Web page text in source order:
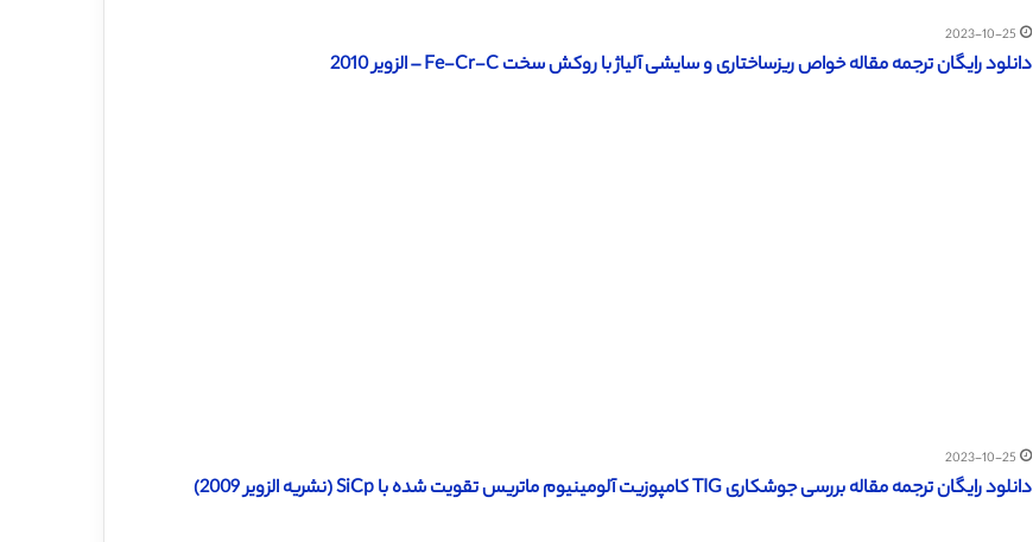
2023-10-25
دانلود رایگان ترجمه مقاله خواص ریزساختاری و سایشی آلیاژ با روکش سخت Fe-Cr-C – الزویر 2010
2023-10-25
دانلود رایگان ترجمه مقاله بررسی جوشکاری TIG کامپوزیت آلومینیوم ماتریس تقویت شده با SiCp (نشریه الزویر 2009)